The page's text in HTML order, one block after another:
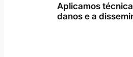
Aplicamos
danos e a